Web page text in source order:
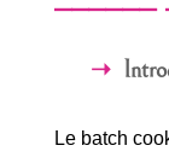
Le batch